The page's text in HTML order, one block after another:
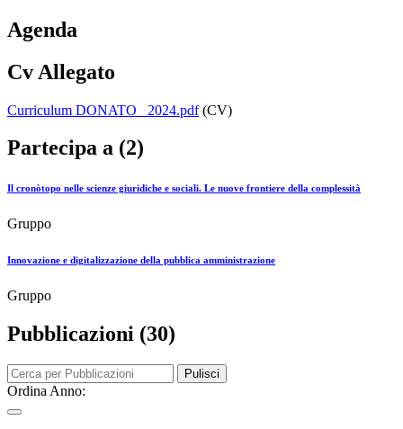
Agenda
Cv Allegato
Curriculum DONATO_ 2024.pdf(CV)
Partecipa a (2)
Il cronòtopo nelle scienze giuridiche e sociali. Le nuove frontiere della complessità
Gruppo
Innovazione e digitalizzazione della pubblica amministrazione
Gruppo
Pubblicazioni (30)
Pulisci
Ordina Anno: